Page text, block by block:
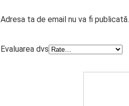
Adresa ta de email nu va fi publicată.
Evaluarea dvs